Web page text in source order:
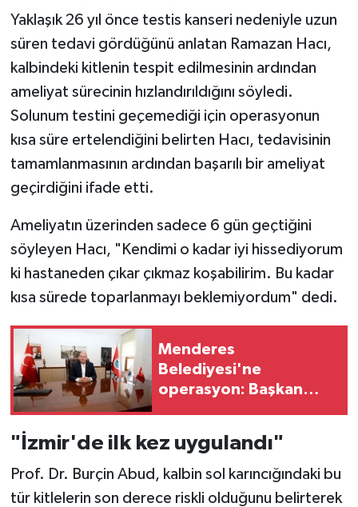
Yaklaşık 26 yıl önce testis kanseri nedeniyle uzun
süren tedavi gördüğünü anlatan Ramazan Hacı,
kalbindeki kitlenin tespit edilmesinin ardından
ameliyat sürecinin hızlandırıldığını söyledi.
Solunum testini geçemediği için operasyonun
kısa süre ertelendiğini belirten Hacı, tedavisinin
tamamlanmasının ardından başarılı bir ameliyat
geçirdiğini ifade etti.
Ameliyatın üzerinden sadece 6 gün geçtiğini
söyleyen Hacı, "Kendimi o kadar iyi hissediyorum
ki hastaneden çıkar çıkmaz koşabilirim. Bu kadar
kısa sürede toparlanmayı beklemiyordum" dedi.
Menderes
Belediyesi'ne
operasyon: Başkan
"İzmir'de ilk kez uygulandı"
Prof. Dr. Burçin Abud, kalbin sol karıncığındaki bu
tür kitlelerin son derece riskli olduğunu belirterek